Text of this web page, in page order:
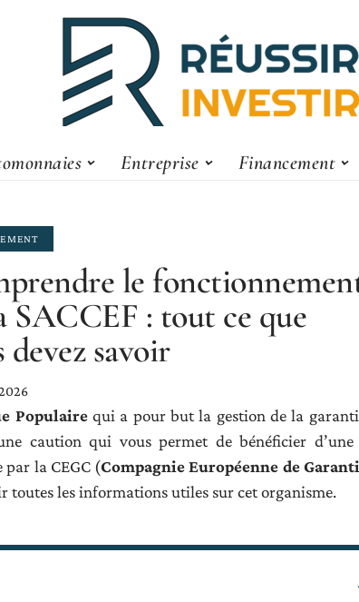
Entreprise Financement
le
SACCEF : tout ce que
devez savoir
Populairequi a pour but la gestion de la
caution qui vous permet de bénéficier
la CEGC (Compagnie Européenne de
toutes les informations utiles sur cet organisme.